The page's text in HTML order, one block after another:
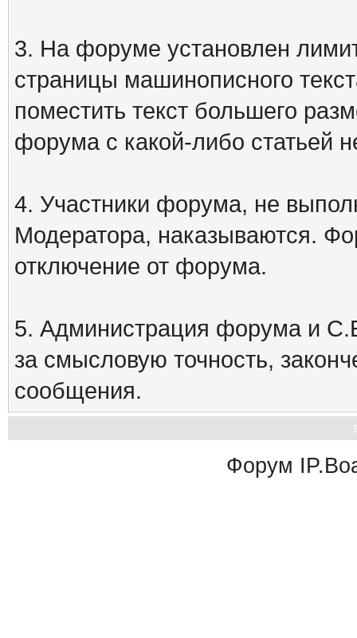
3. На форуме установлен
страницы машинописного
поместить текст большего
форума с какой-либо статьей
4. Участники форума, не
Модератора, наказываются.
отключение от форума.
5. Администрация форума и
за смысловую точность,
сообщения.
Форум